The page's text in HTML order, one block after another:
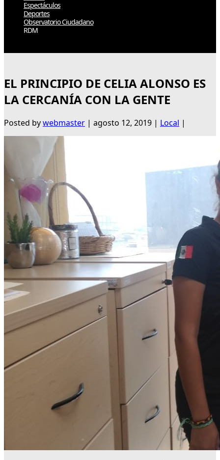
Espectáculos
Deportes
Observatorio Ciudadano
RDM
EL PRINCIPIO DE CELIA ALONSO ES
LA CERCANÍA CON LA GENTE
Posted bywebmaster | agosto 12, 2019 | Local |